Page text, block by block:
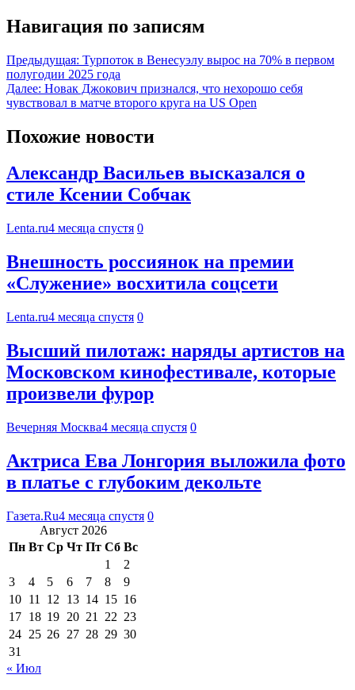
Навигация по записям
Предыдущая: Турпоток в Венесуэлу вырос на 70% в первом
полугодии 2025 года
Далее: Новак Джокович признался, что нехорошо себя
чувствовал в матче второго круга на US Open
Похожие новости
Александр Васильев высказался о
стиле Ксении Собчак
Lenta.ru4 месяца спустя 0
Внешность россиянок на премии
«Служение» восхитила соцсети
Lenta.ru4 месяца спустя 0
Высший пилотаж: наряды артистов на
Московском кинофестивале, которые
произвели фурор
Вечерняя Москва4 месяца спустя 0
Актриса Ева Лонгория выложила фото
в платье с глубоким декольте
Газета.Ru4 месяца спустя 0
Август 2026
Пн Вт Ср Чт Пт Сб Вс
1
2
3
4 5 6 7 8
9
10 11 12 13 14 15 16
17 18 19 20 21 22 23
24 25 26 27 28 29 30
31
« Июл